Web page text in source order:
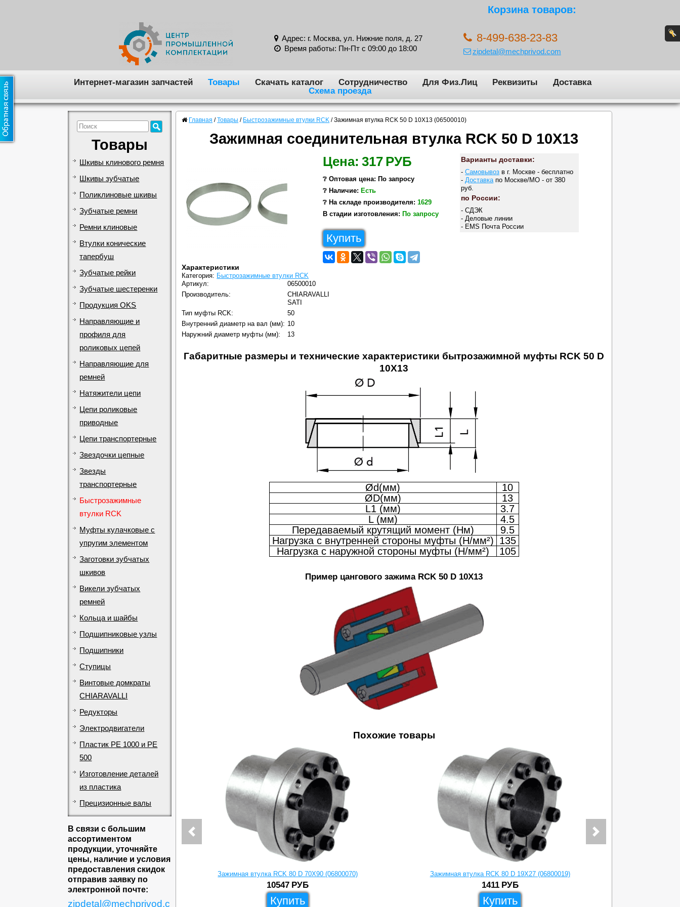
Корзина товаров:
Адрес: г. Москва, ул. Нижние поля, д. 27
Время работы: Пн-Пт с 09:00 до 18:00
8-499-638-23-83
zipdetal@mechprivod.com
Интернет-магазин запчастей Товары Скачать каталог Сотрудничество Для Физ.Лиц Реквизиты
Доставка
Схема проезда
Товары
Шкивы клинового ремня
Шкивы зубчатые
Поликлиновые шкивы
Зубчатые ремни
Ремни клиновые
Втулки конические
тапербуш
Зубчатые рейки
Зубчатые шестеренки
Продукция OKS
Направляющие и
профиля для
роликовых цепей
Направляющие для
ремней
Натяжители цепи
Цепи роликовые
приводные
Цепи транспортерные
Звездочки цепные
Звезды
транспортерные
Быстрозажимные
втулки RCK
Муфты кулачковые с
упругим элементом
Заготовки зубчатых
шкивов
Викели зубчатых
ремней
Кольца и шайбы
Подшипниковые узлы
Подшипники
Ступицы
Винтовые домкраты
CHIARAVALLI
Редукторы
Электродвигатели
Пластик PE 1000 и PE
500
Изготовление деталей
из пластика
Прецизионные валы
В связи с большим
ассортиментом
продукции, уточняйте
цены, наличие и условия
предоставления скидок
отправив заявку по
электронной почте:
zipdetal@mechprivod.c
Главная / Товары / Быстрозажимные втулки RCK / Зажимная втулка RCK 50 D 10X13 (06500010)
Зажимная соединительная втулка RCK 50 D 10X13
Цена: 317 РУБ
❔ Оптовая цена: По запросу
❔ Наличие: Есть
❔ На складе производителя: 1629
В стадии изготовления: По запросу
Купить
Варианты доставки:
-Самовывоз в г. Москве - бесплатно
- Доставка по Москве/МО - от 380
руб.
по России:
- СДЭК
- Деловые линии
- EMS Почта России
Характеристики
Категория: Быстрозажимные втулки RCK
Артикул:
06500010
Производитель:
CHIARAVALLI
SATI
Тип муфты RCK:
50
Внутренний диаметр на вал (мм): 10
Наружний диаметр муфты (мм):
13
Габаритные размеры и технические характеристики бытрозажимной муфты RCK 50 D
10X13
Ød(мм)
10
ØD(мм)
13
L1 (мм)
3.7
L (мм)
4.5
Передаваемый крутящий момент (Нм)
9.5
Нагрузка с внутренней стороны муфты (Н/мм²) 135
Нагрузка с наружной стороны муфты (Н/мм²)
105
Пример цангового зажима RCK 50 D 10X13
Похожие товары
Зажимная втулка RCK 80 D 70X90 (06800070)
10547 РУБ
Купить
Зажимная втулка RCK 80 D 19X27 (06800019)
1411 РУБ
Купить